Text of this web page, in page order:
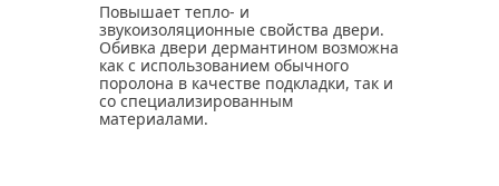
Повышает тепло- и
звукоизоляционные свойства двери.
Обивка двери дермантином возможна
как с использованием обычного
поролона в качестве подкладки, так и
со специализированным
материалами.